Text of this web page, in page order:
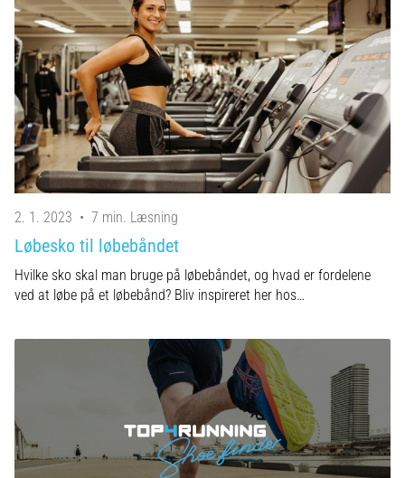
2. 1. 2023 • 7 min. Læsning
Løbesko til løbebåndet
Hvilke sko skal man bruge på løbebåndet, og hvad er fordelene
ved at løbe på et løbebånd? Bliv inspireret her hos…